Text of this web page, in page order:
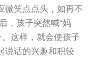
微笑点点头，如再不
，孩子突然喊“妈
这样，就会使孩子
说话的兴趣和积较